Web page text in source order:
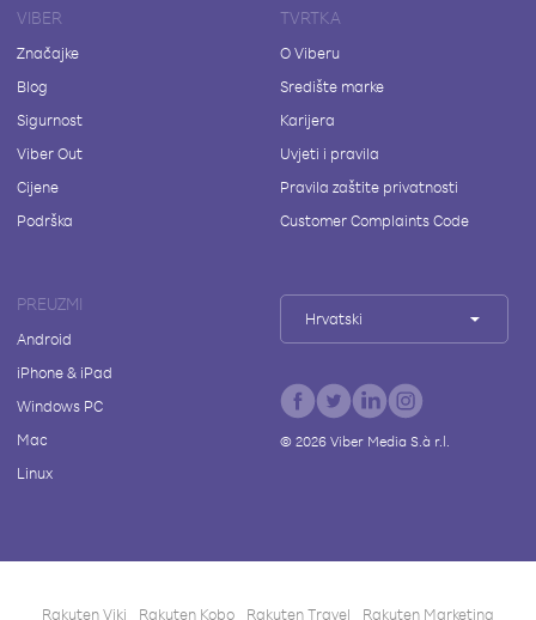
VIBER
Značajke
Blog
Sigurnost
Viber Out
Cijene
Podrška
TVRTKA
O Viberu
Središte marke
Karijera
Uvjeti i pravila
Pravila zaštite privatnosti
Customer Complaints Code
PREUZMI
Android
iPhone & iPad
Windows PC
Mac
Linux
Hrvatski
© 2026Viber Media S.à r.l.
Rakuten Viki Rakuten Kobo Rakuten Travel Rakuten Marketing